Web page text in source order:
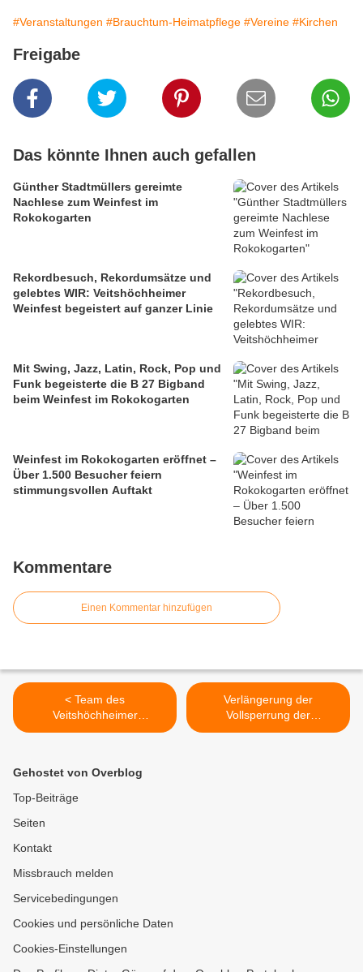
#Veranstaltungen #Brauchtum-Heimatpflege #Vereine #Kirchen
Freigabe
Das könnte Ihnen auch gefallen
Günther Stadtmüllers gereimte
Nachlese zum Weinfest im
Rokokogarten
Rekordbesuch, Rekordumsätze und
gelebtes WIR: Veitshöchheimer
Weinfest begeistert auf ganzer Linie
Mit Swing, Jazz, Latin, Rock, Pop und
Funk begeisterte die B 27 Bigband
beim Weinfest im Rokokogarten
Weinfest im Rokokogarten eröffnet –
Über 1.500 Besucher feiern
stimmungsvollen Auftakt
Kommentare
Einen Kommentar hinzufügen
< Team des
Veitshöchheimer
Reisebüros am Hofgarten
Verlängerung der
Vollsperrung der
Günterslebener Straße vom
Gehostet von Overblog
Top-Beiträge
Seiten
Kontakt
Missbrauch melden
Servicebedingungen
Cookies und persönliche Daten
Cookies-Einstellungen